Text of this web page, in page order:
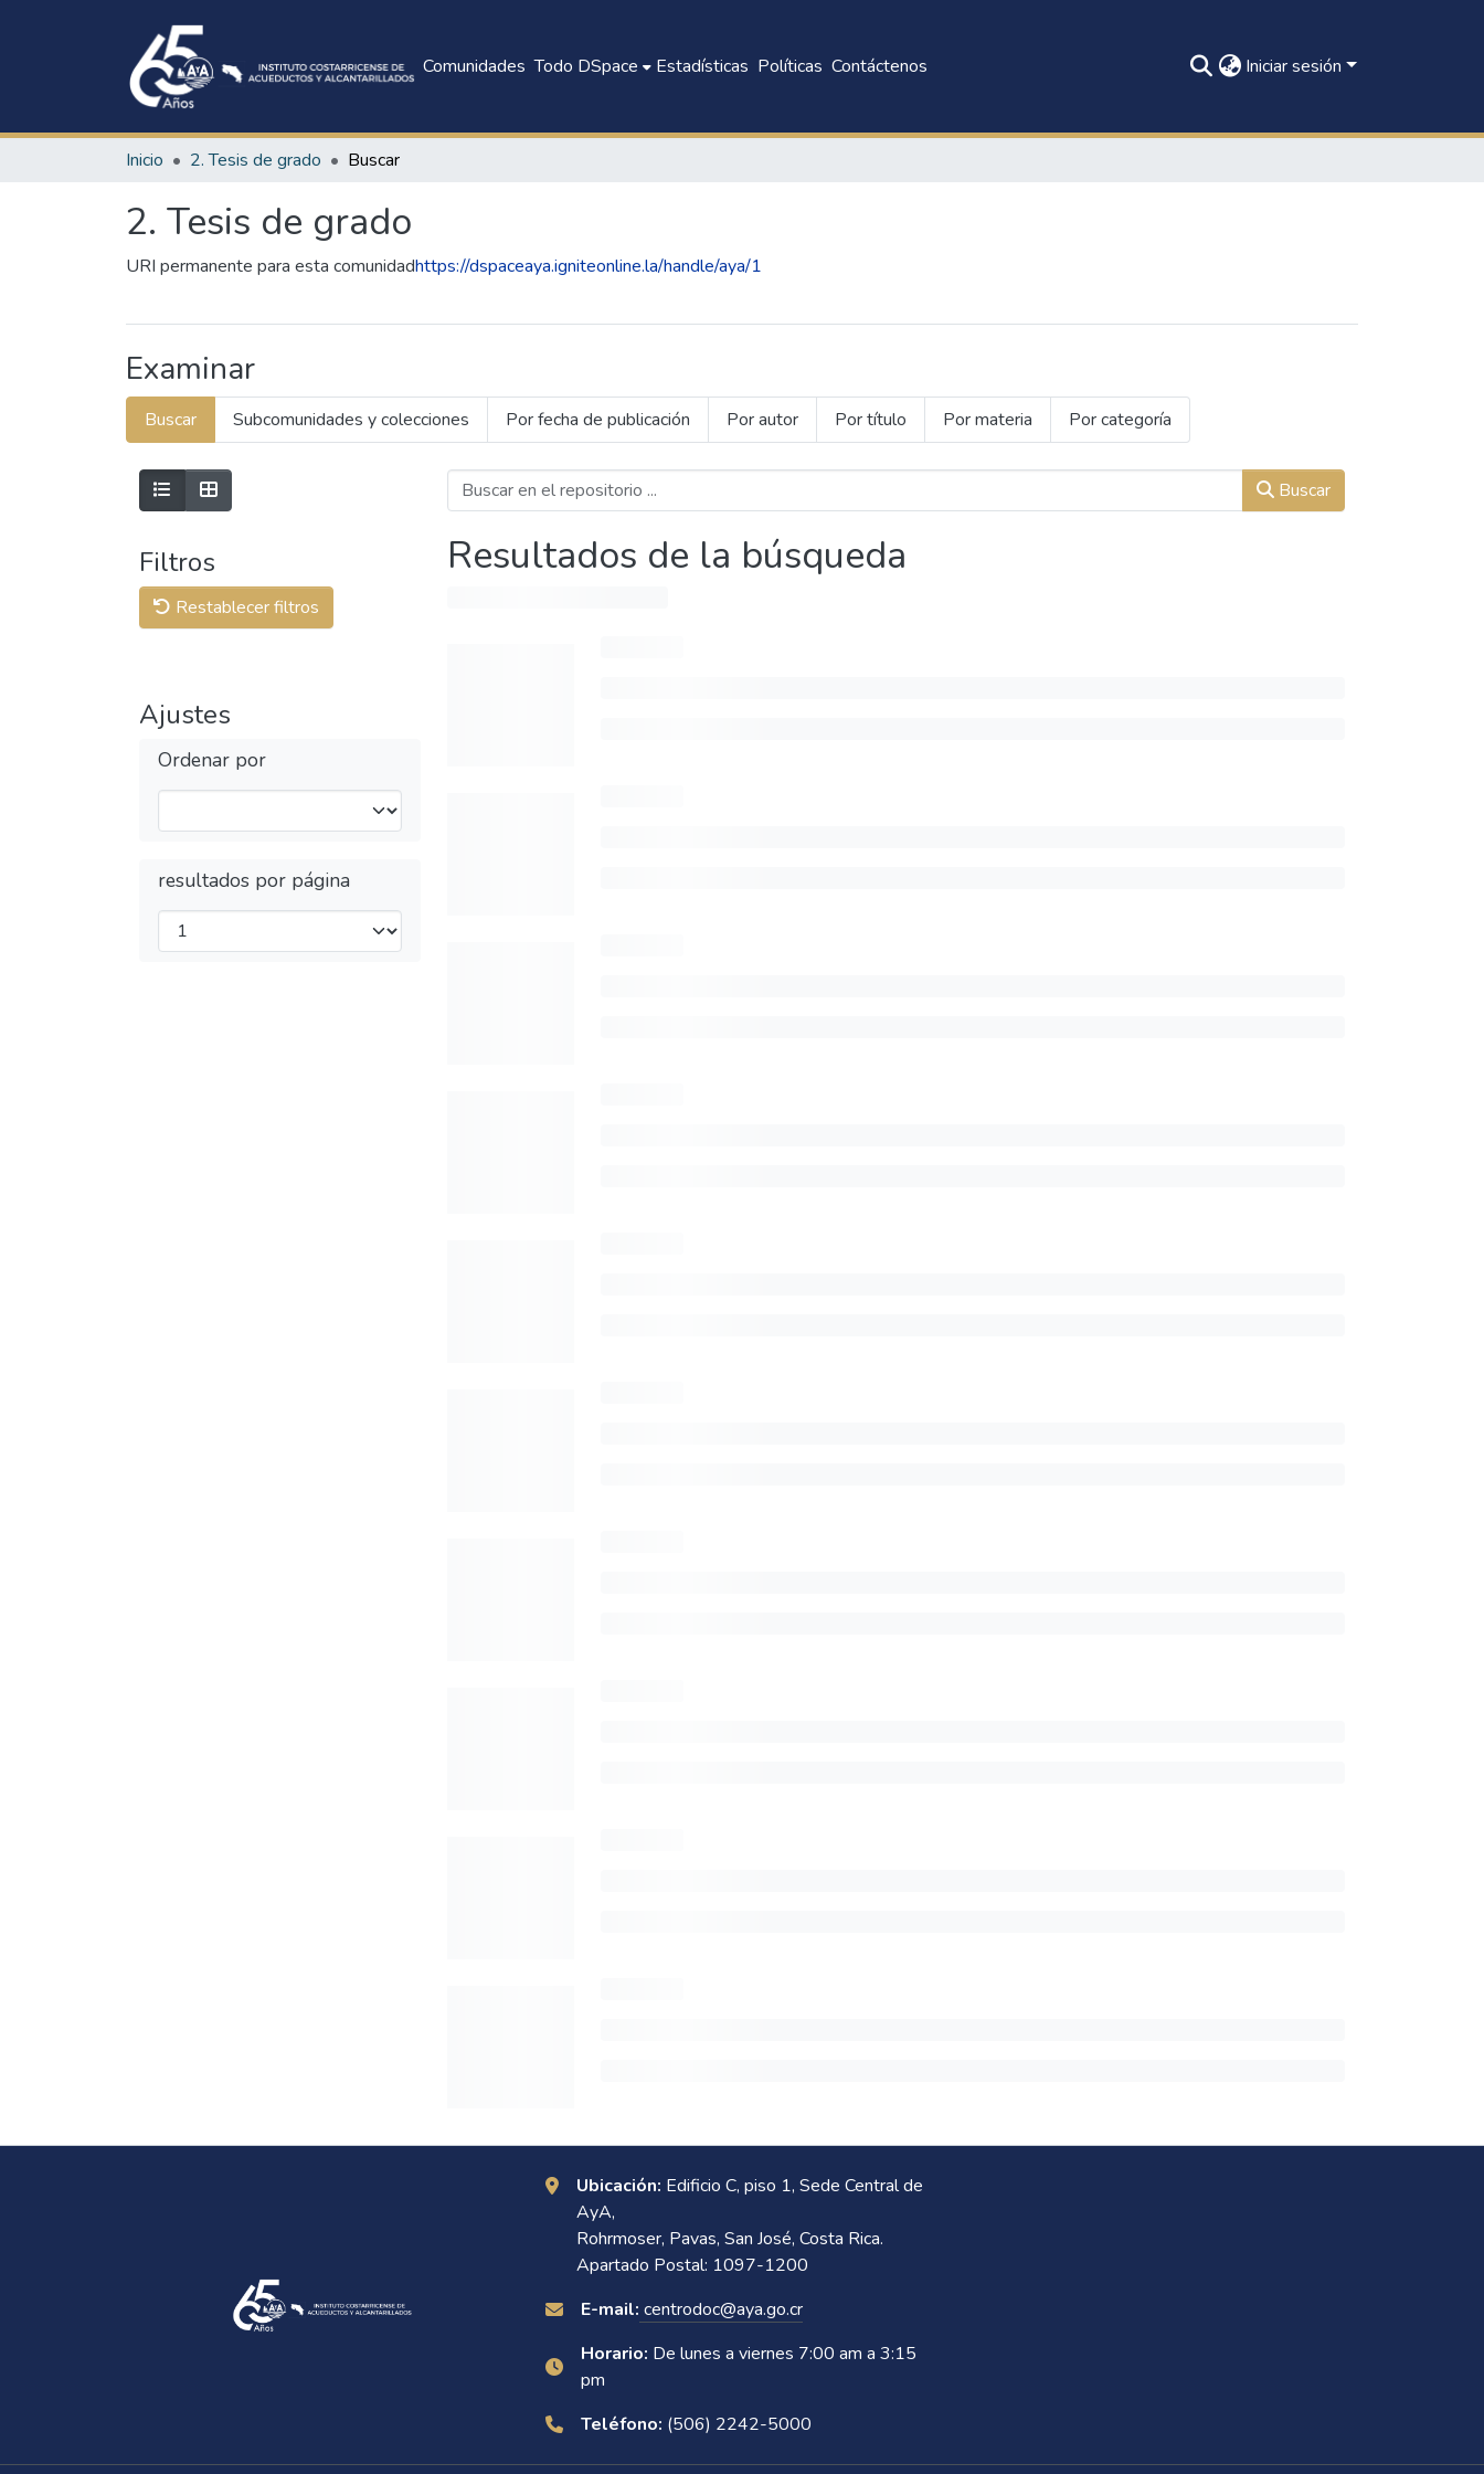
Comunidades Todo DSpace Estadísticas Políticas Contáctenos Iniciar sesión
Inicio 2. Tesis de grado Buscar
2. Tesis de grado
URI permanente para esta comunidadhttps://dspaceaya.igniteonline.la/handle/aya/1
Examinar
Buscar Subcomunidades y colecciones Por fecha de publicación Por autor Por título Por materia Por categoría
Filtros
Restablecer filtros
Ajustes
Ordenar por
resultados por página
Buscar
Resultados de la búsqueda
Ubicación: Edificio C, piso 1, Sede Central de
AyA,
Rohrmoser, Pavas, San José, Costa Rica.
Apartado Postal: 1097-1200
E-mail: centrodoc@aya.go.cr
Horario: De lunes a viernes 7:00 am a 3:15
pm
Teléfono: (506) 2242-5000